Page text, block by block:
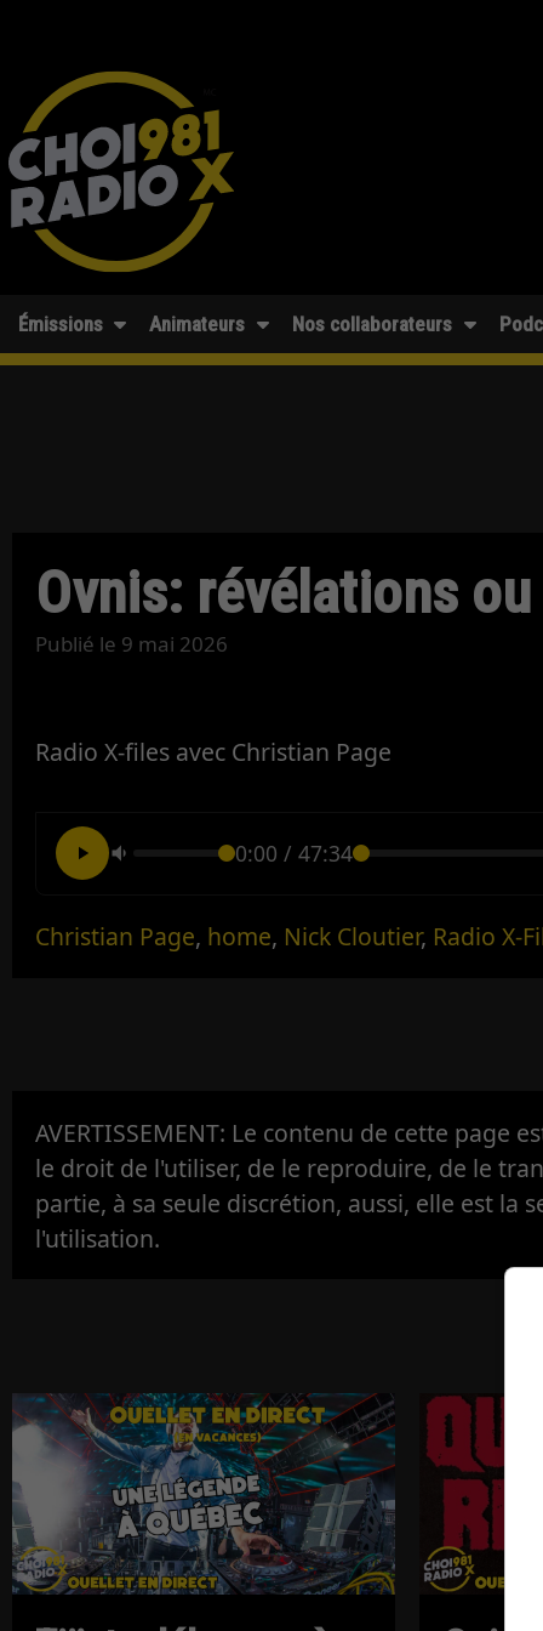
Émissions Animateurs Nos collaborateurs
Ovnis: révélations ou
Publié le 9 mai 2026
Radio X-files avec Christian Page
0:00 / 47:34
Christian Page, home, Nick Cloutier, Radio X-
AVERTISSEMENT: Le contenu de cette page
le droit de l'utiliser, de le reproduire, de le
partie, à sa seule discrétion, aussi, elle est la
l'utilisation.